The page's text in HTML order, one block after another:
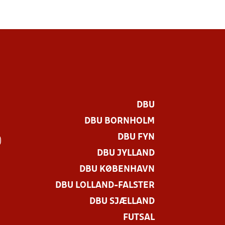
DBU
DBU BORNHOLM
DBU FYN
DBU JYLLAND
DBU KØBENHAVN
DBU LOLLAND-FALSTER
DBU SJÆLLAND
FUTSAL